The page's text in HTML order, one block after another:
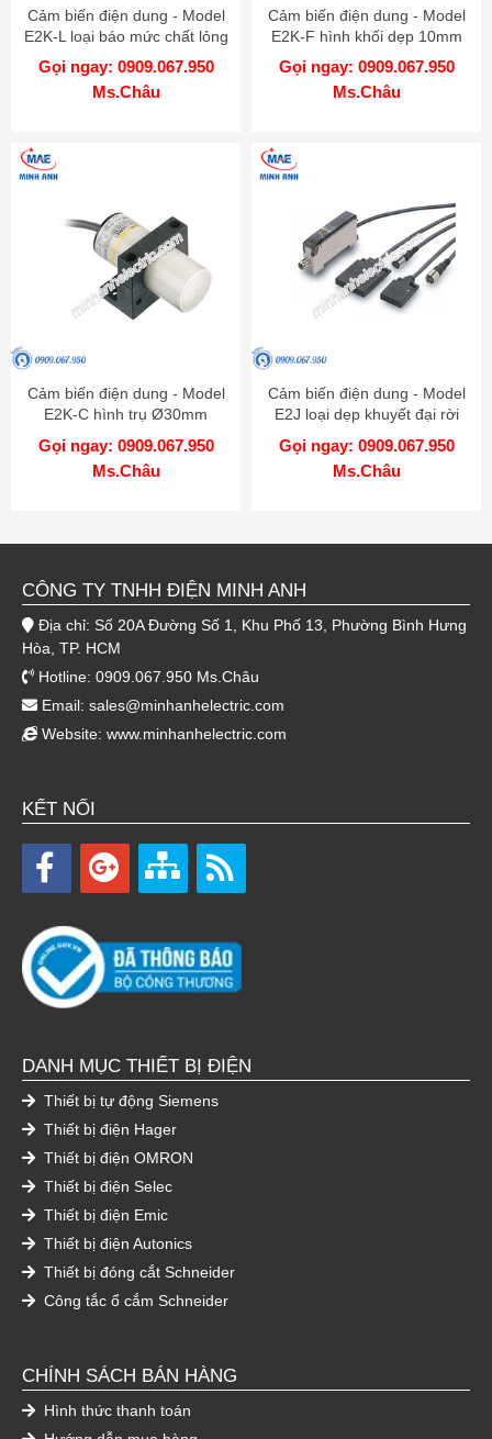
Cảm biến điện dung - Model
E2K-L loại báo mức chất lỏng
Gọi ngay: 0909.067.950
Ms.Châu
Cảm biến điện dung - Model
E2K-F hình khối dẹp 10mm
Gọi ngay: 0909.067.950
Ms.Châu
Cảm biến điện dung - Model
E2K-C hình trụ Ø30mm
Gọi ngay: 0909.067.950
Ms.Châu
Cảm biến điện dung - Model
E2J loại dẹp khuyết đại rời
Gọi ngay: 0909.067.950
Ms.Châu
CÔNG TY TNHH ĐIỆN MINH ANH
Địa chỉ: Số 20A Đường Số 1, Khu Phố 13, Phường Bình Hưng
Hòa, TP. HCM
Hotline: 0909.067.950 Ms.Châu
Email: sales@minhanhelectric.com
Website: www.minhanhelectric.com
KẾT NỐI
DANH MỤC THIẾT BỊ ĐIỆN
Thiết bị tự động Siemens
Thiết bị điện Hager
Thiết bị điện OMRON
Thiết bị điện Selec
Thiết bị điện Emic
Thiết bị điện Autonics
Thiết bị đóng cắt Schneider
Công tắc ổ cắm Schneider
CHÍNH SÁCH BÁN HÀNG
Hình thức thanh toán